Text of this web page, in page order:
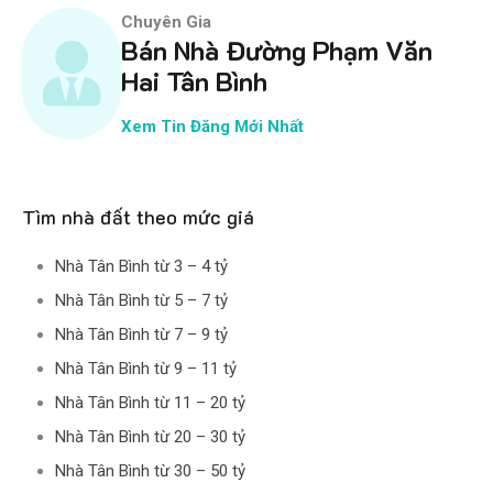
Chuyên Gia
Bán Nhà Đường Phạm Văn
Hai Tân Bình
Xem Tin Đăng Mới Nhất
Tìm nhà đất theo mức giá
Nhà Tân Bình từ 3 – 4 tỷ
Nhà Tân Bình từ 5 – 7 tỷ
Nhà Tân Bình từ 7 – 9 tỷ
Nhà Tân Bình từ 9 – 11 tỷ
Nhà Tân Bình từ 11 – 20 tỷ
Nhà Tân Bình từ 20 – 30 tỷ
Nhà Tân Bình từ 30 – 50 tỷ